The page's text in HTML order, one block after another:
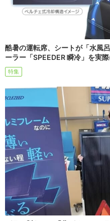
酷暑の運転席、シートが「水風
ーラー「SPEEDER 瞬冷」を実
特集